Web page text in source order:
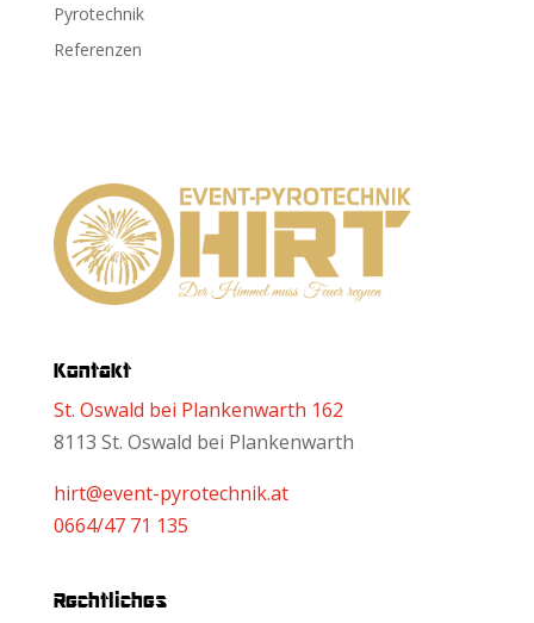
Pyrotechnik
Referenzen
Kontakt
St. Oswald bei Plankenwarth 162
8113 St. Oswald bei Plankenwarth
hirt@event-pyrotechnik.at
0664/47 71 135
Rechtliches